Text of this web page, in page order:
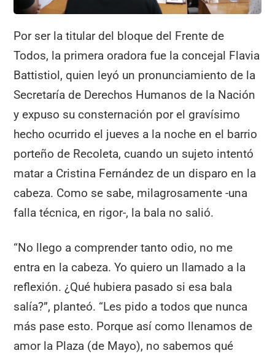
Por ser la titular del bloque del Frente de
Todos, la primera oradora fue la concejal Flavia
Battistiol, quien leyó un pronunciamiento de la
Secretaría de Derechos Humanos de la Nación
y expuso su consternación por el gravísimo
hecho ocurrido el jueves a la noche en el barrio
porteño de Recoleta, cuando un sujeto intentó
matar a Cristina Fernández de un disparo en la
cabeza. Como se sabe, milagrosamente -una
falla técnica, en rigor-, la bala no salió.
“No llego a comprender tanto odio, no me
entra en la cabeza. Yo quiero un llamado a la
reflexión. ¿Qué hubiera pasado si esa bala
salía?”, planteó. “Les pido a todos que nunca
más pase esto. Porque así como llenamos de
amor la Plaza (de Mayo), no sabemos qué